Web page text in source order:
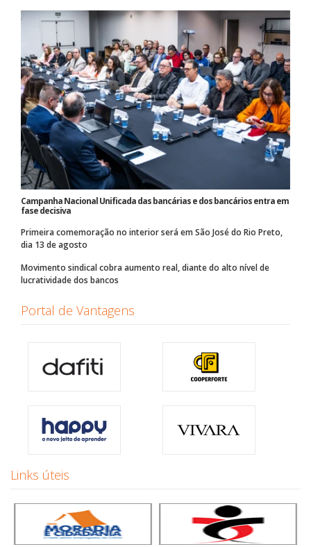
Campanha Nacional Unificada das bancárias e dos bancários entra em
fase decisiva
Primeira comemoração no interior será em São José do Rio Preto,
dia 13 de agosto
Movimento sindical cobra aumento real, diante do alto nível de
lucratividade dos bancos
Portal de Vantagens
Links úteis